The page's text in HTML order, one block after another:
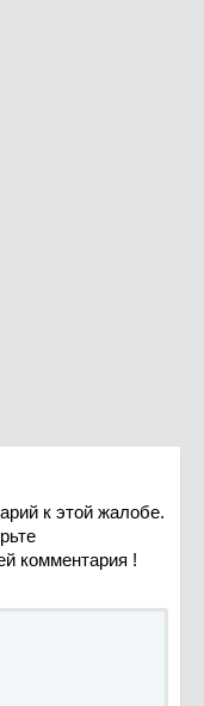
к этой жалобе.
комментария !